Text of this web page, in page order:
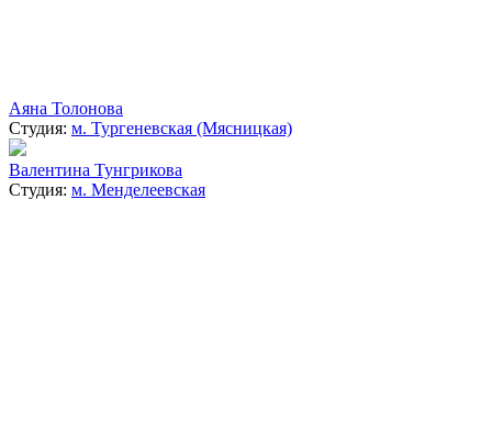
Аяна Толонова
Студия: м. Тургеневская (Мясницкая)
Валентина Тунгрикова
Студия: м. Менделеевская